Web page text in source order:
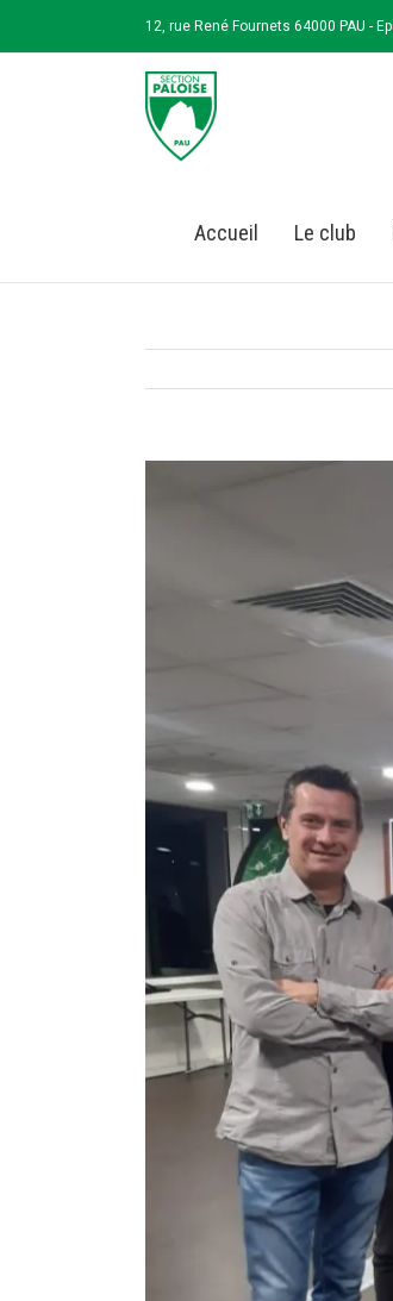
12, rue René Fournets 64000 PAU -
Accueil Le club